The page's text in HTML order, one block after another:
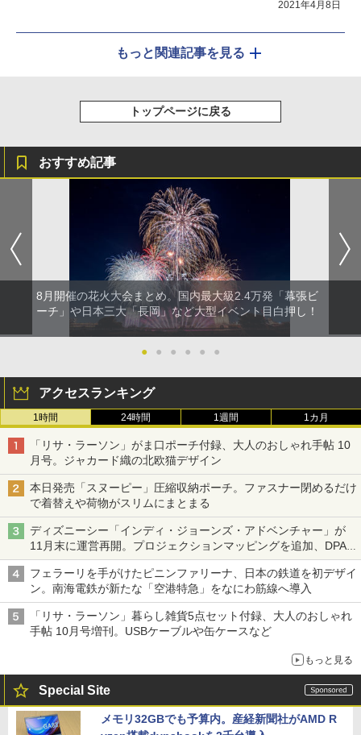
2021年4月8日
もっと関連記事を見る
トップページに戻る
おすすめ記事
8月開催の花火大会まとめ。国内最大級2.4万発「幕張ビ
ーチ」や日本三大「長岡」など大型イベント目白押し！
● ● ● ● ● ●
アクセスランキング
1時間 24時間 1週間 1カ月
「リサ・ラーソン」がま口ポーチ付録、大人のおしゃれ手帖 10
月号。ジャカード織の北欧猫デザイン
本日発売「スヌーピー」圧縮収納ポーチ。ファスナー閉めるだけ
で着替えや荷物がスリムにまとまる
ディズニーシー「インディ・ジョーンズ・アドベンチャー」が
11月末に運営再開。プロジェクションマッピングを追加、DPA
は1500円
フェラーリを手がけたピニンファリーナ、日本の鉄道を初デザイ
ン。南海電鉄が新たな「空港特急」をなにわ筋線へ導入
「リサ・ラーソン」暮らし雑貨5点セット付録、大人のおしゃれ
手帖 10月号増刊。USBケーブルや缶ケースなど
もっと見る
Special Site
メモリ32GBでも予算内。産経新聞社がAMD R